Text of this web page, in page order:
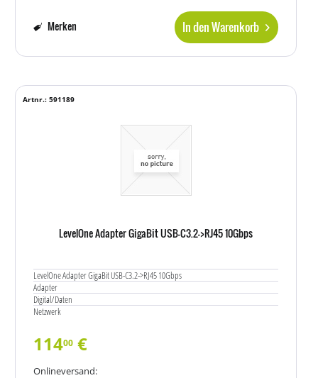
In den Warenkorb
Merken
LevelOne Adapter GigaBit USB-C3.2->RJ45 10Gbps
LevelOne Adapter GigaBit USB-C3.2->RJ45 10Gbps
Adapter
Digital/Daten
Netzwerk
Artnr.: 591189
11400 €
Onlineversand: